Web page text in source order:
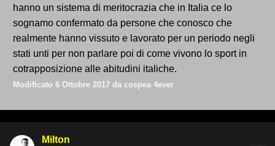
hanno un sistema di meritocrazia che in Italia ce lo
sognamo confermato da persone che conosco che
realmente hanno vissuto e lavorato per un periodo negli
stati unti per non parlare poi di come vivono lo sport in
cotrapposizione alle abitudini italiche.
Modificato 6 Ottobre 2017 da cospea 4ever
Milton